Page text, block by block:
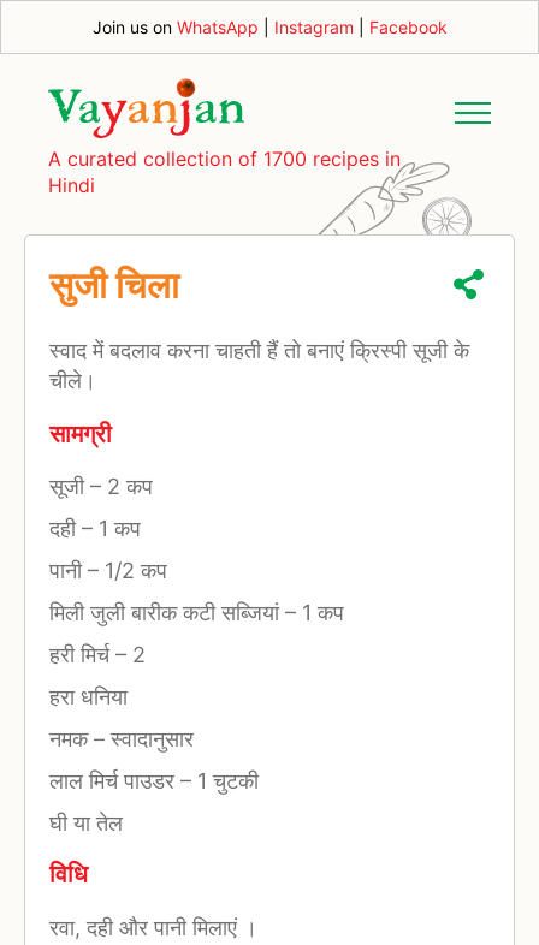
Join us on WhatsApp Instagram Facebook
A curated collection of 1700 recipes in
Hindi
सुजी चिला
स्वाद में बदलाव करना चाहती हैं तो बनाएं क्रिस्पी सूजी के
चीले।
सामग्री
सूजी– 2 कप
दही– 1 कप
पानी– 1/2 कप
मिली जुली बारीक कटी सब्जियां– 1 कप
हरी मिर्च– 2
हरा धनिया
नमक–स्वादानुसार
लाल मिर्च पाउडर – 1 चुटकी
घी या तेल
विधि
रवा, दही और पानी मिलाएं ।